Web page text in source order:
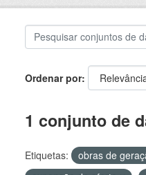
Ordenar por
1 conjunto de
Etiquetas: obras de